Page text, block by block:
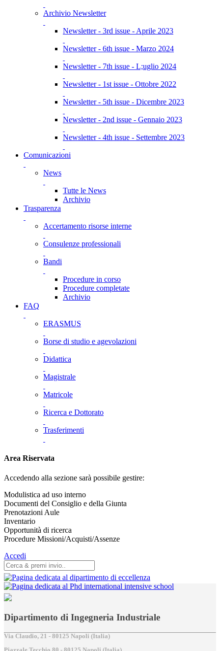
Archivio Newsletter
Newsletter - 3rd issue - Aprile 2023
Newsletter - 6th issue - Marzo 2024
Newsletter - 7th issue - L;uglio 2024
Newsletter - 1st issue - Ottobre 2022
Newsletter - 5th issue - Dicembre 2023
Newsletter - 2nd issue - Gennaio 2023
Newsletter - 4th issue - Settembre 2023
Comunicazioni
News
Tutte le News
Archivio
Trasparenza
Accertamento risorse interne
Consulenze professionali
Bandi
Procedure in corso
Procedure completate
Archivio
FAQ
ERASMUS
Borse di studio e agevolazioni
Didattica
Magistrale
Matricole
Ricerca e Dottorato
Trasferimenti
Area Riservata
Accedendo alla sezione sarà possibile gestire:
Modulistica ad uso interno
Documenti del Consiglio e della Giunta
Prenotazioni Aule
Inventario
Opportunità di ricerca
Procedure Missioni/Acquisti/Assenze
Accedi
Dipartimento di Ingegneria Industriale
Via Claudio, 21 - 80125 Napoli (Italia)